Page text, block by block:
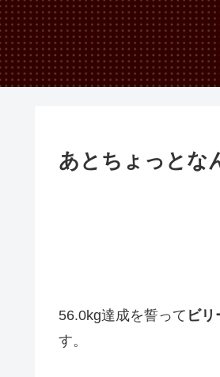
あとちょっとな
56.0kg達成を誓って ビ
す。